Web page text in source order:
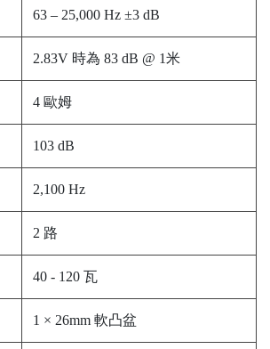
63 – 25,000 Hz ±3 dB
2.83V 時為 83 dB @ 1米
4 歐姆
103 dB
2,100 Hz
2 路
40 - 120 瓦
1 × 26mm 軟凸盆